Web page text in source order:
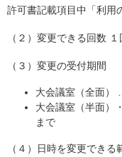
許可書記載項目中「利用
（２）変更できる回数 １
（３）変更の受付期間
大会議室（全面）
大会議室（半面）
まで
（４）日時を変更できる